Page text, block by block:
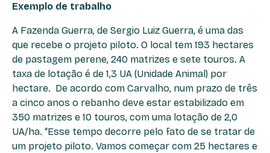
Exemplo de trabalho
A Fazenda Guerra, de Sergio Luiz Guerra, é uma das
que recebe o projeto piloto. O local tem 193 hectares
de pastagem perene, 240 matrizes e sete touros. A
taxa de lotação é de 1,3 UA (Unidade Animal) por
hectare. De acordo com Carvalho, num prazo de três
a cinco anos o rebanho deve estar estabilizado em
350 matrizes e 10 touros, com uma lotação de 2,0
UA/ha. “Esse tempo decorre pelo fato de se tratar de
um projeto piloto. Vamos começar com 25 hectares e